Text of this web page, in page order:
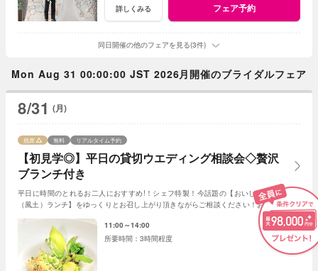
詳しくみる フェア予約
同日開催の他のフェアを見る(3件)
Mon Aug 31 00:00:00 JST 2026月開催のブライダルフェア
8/31 (月)
【初見学◎】平日の貸切ウエディング相談会◇贅沢
ブランチ付き
残席 無料 リアルタイム予約
平日に時間のとれるお二人におすすめ!！シェフ特製！今話題の【おいしい信州ふーど
（風土）ランチ】をゆっくりとお召し上がり頂きながらご相談ください！お母様やお姉
11:00～14:00
3時間程度